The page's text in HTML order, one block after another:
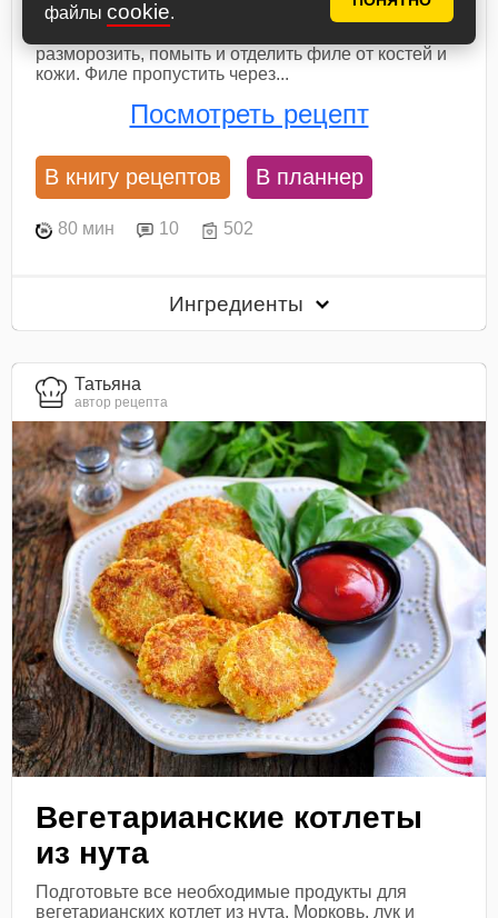
файлы cookie.
разморозить, помыть и отделить филе от костей и
кожи. Филе пропустить через...
Посмотреть рецепт
В книгу рецептов В планнер
80 мин 10 502
Ингредиенты
Татьяна
автор рецепта
Вегетарианские котлеты
из нута
Подготовьте все необходимые продукты для
вегетарианских котлет из нута. Морковь, лук и